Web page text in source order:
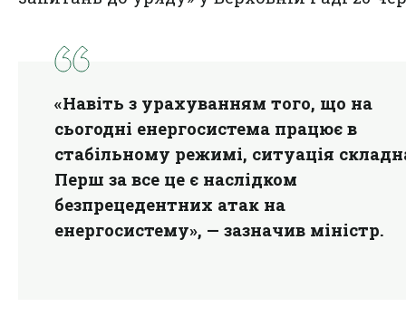
«Навіть з урахуванням того, що на
сьогодні енергосистема працює в
стабільному режимі, ситуація
Перш за все це є наслідком
безпрецедентних атак на
енергосистему», — зазначив міністр.